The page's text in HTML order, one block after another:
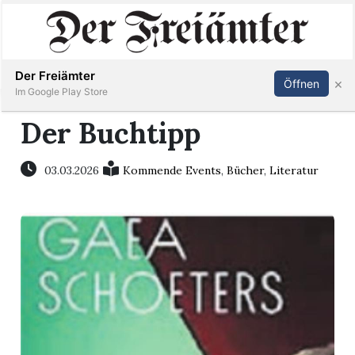
Immobilien
Stellen
Paper
Inserieren Abonnieren Anmelden
Der Buchtipp
03.03.2026 Kommende Events,Bücher,Literatur
Der Freiämter
Im Google Play Store
Öffnen ×